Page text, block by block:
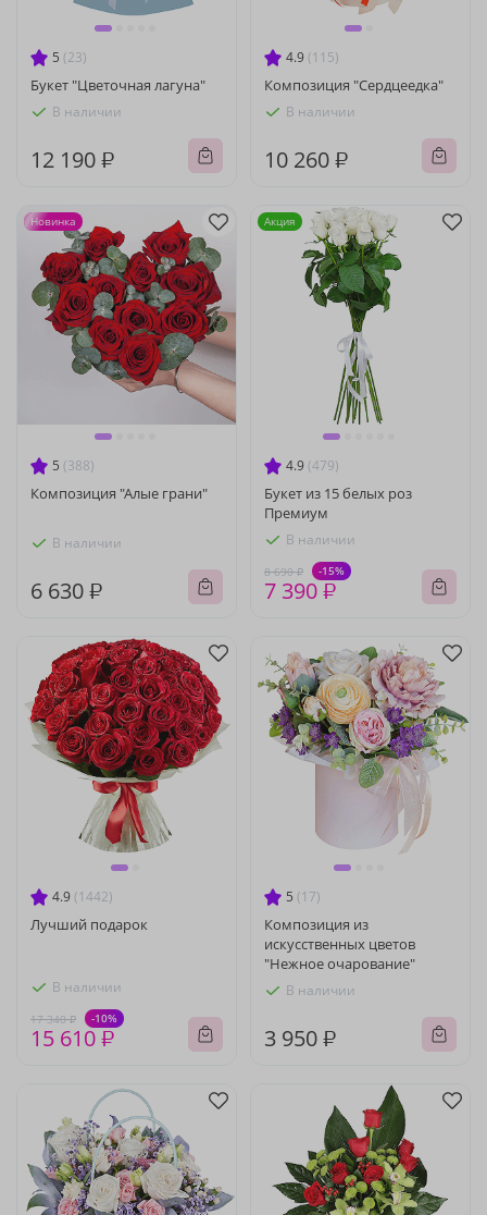
5 (23)
Букет "Цветочная лагуна"
В наличии
12 190 ₽
4.9 (115)
Композиция "Сердцеедка"
В наличии
10 260 ₽
5 (388)
Композиция "Алые грани"
В наличии
6 630 ₽
Новинка
4.9 (479)
Букет из 15 белых роз
Премиум
В наличии
8 690 ₽ -15%
7 390 ₽
Акция
4.9 (1442)
Лучший подарок
В наличии
17 340 ₽ -10%
15 610 ₽
5 (17)
Композиция из
искусственных цветов
"Нежное очарование"
В наличии
3 950 ₽